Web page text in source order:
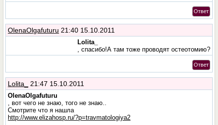
Ответ
OlenaOlgafuturu 21:40 15.10.2011
Lolita_
, спасибо!А там тоже проводят остеотомию?
Ответ
Lolita_ 21:47 15.10.2011
OlenaOlgafuturu
, вот чего не знаю, того не знаю..
Смотрите что я нашла
http://www.elizahosp.ru/?p=travmatologiya2